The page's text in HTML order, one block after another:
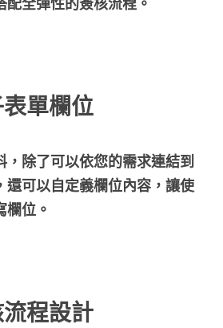
單欄位
，除了可以依您的需求連結到
還可以自定義欄位內容，讓使
欄位。
程設計